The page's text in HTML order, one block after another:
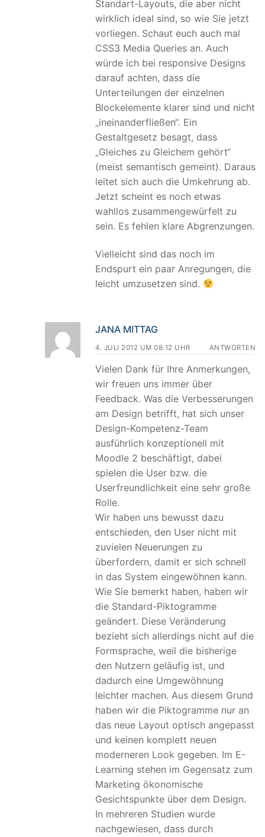
Standart-Layouts, die aber nicht
wirklich ideal sind, so wie Sie jetzt
vorliegen. Schaut euch auch mal
CSS3 Media Queries an. Auch
würde ich bei responsive Designs
darauf achten, dass die
Unterteilungen der einzelnen
Blockelemente klarer sind und nicht
„ineinanderfließen“. Ein
Gestaltgesetz besagt, dass
„Gleiches zu Gleichem gehört“
(meist semantisch gemeint). Daraus
leitet sich auch die Umkehrung ab.
Jetzt scheint es noch etwas
wahllos zusammengewürfelt zu
sein. Es fehlen klare Abgrenzungen.
Vielleicht sind das noch im
Endspurt ein paar Anregungen, die
leicht umzusetzen sind.
JANA MITTAG
4. JULI 2012 UM 08:12 UHR ANTWORTEN
Vielen Dank für Ihre Anmerkungen,
wir freuen uns immer über
Feedback. Was die Verbesserungen
am Design betrifft, hat sich unser
Design-Kompetenz-Team
ausführlich konzeptionell mit
Moodle 2 beschäftigt, dabei
spielen die User bzw. die
Userfreundlichkeit eine sehr große
Rolle.
Wir haben uns bewusst dazu
entschieden, den User nicht mit
zuvielen Neuerungen zu
überfordern, damit er sich schnell
in das System eingewöhnen kann.
Wie Sie bemerkt haben, haben wir
die Standard-Piktogramme
geändert. Diese Veränderung
bezieht sich allerdings nicht auf die
Formsprache, weil die bisherige
den Nutzern geläufig ist, und
dadurch eine Umgewöhnung
leichter machen. Aus diesem Grund
haben wir die Piktogramme nur an
das neue Layout optisch angepasst
und keinen komplett neuen
moderneren Look gegeben. Im E-
Learning stehen im Gegensatz zum
Marketing ökonomische
Gesichtspunkte über dem Design.
In mehreren Studien wurde
nachgewiesen, dass durch